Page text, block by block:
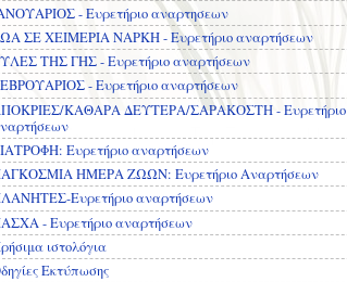
- Ευρετήριο αναρτησεων
ΣΕ ΧΕΙΜΕΡΙΑ ΝΑΡΚΗ - Ευρετήριο αναρτήσεων
ΤΗΣ ΓΗΣ - Ευρετήριο αναρτήσεων
- Ευρετήριο αναρτήσεων
ΚΑΘΑΡΑ ΔΕΥΤΕΡΑ/ΣΑΡΑΚΟΣΤΗ - Ευρετήριο
Ευρετήριο αναρτήσεων
ΗΜΕΡΑ ΖΩΩΝ: Ευρετήριο Αναρτήσεων
Ευρετήριο αναρτήσεων
- Ευρετήριο αναρτήσεων
ιστολόγια
Εκτύπωσης